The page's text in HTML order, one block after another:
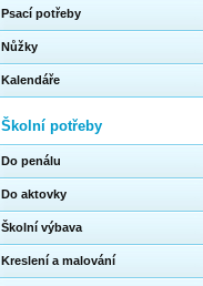
Psací potřeby
Nůžky
Kalendáře
Školní potřeby
Do penálu
Do aktovky
Školní výbava
Kreslení a malování